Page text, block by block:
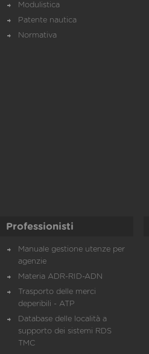
Modulistica
Patente nautica
Normativa
Professionisti
Manuale gestione utenze per
agenzie
Materia ADR-RID-ADN
Trasporto delle merci
deperibili - ATP
Database delle località a
supporto dei sistemi RDS
TMC